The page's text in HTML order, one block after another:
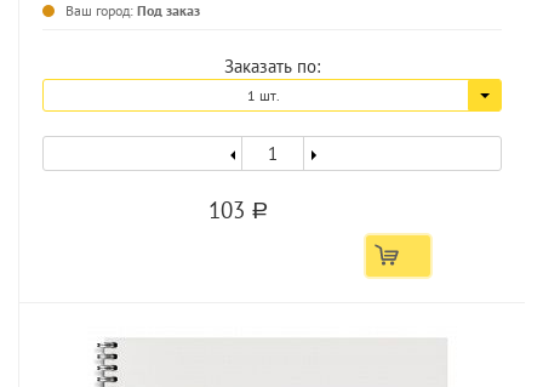
Ваш город: Под заказ
Заказать по:
1 шт.
103 a